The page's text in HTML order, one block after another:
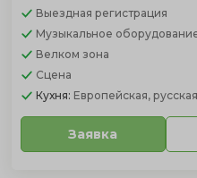
Выездная регистрация
Музыкальное
Велком зона
Сцена
Кухня: Европейская, русская
Заявка